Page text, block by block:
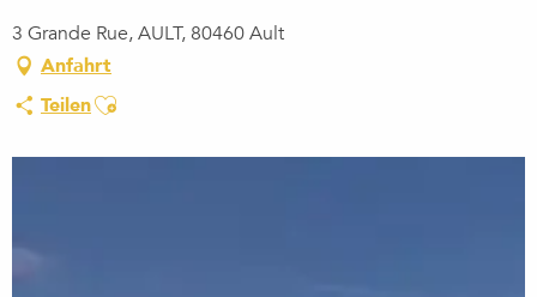
3 Grande Rue, AULT, 80460 Ault
Anfahrt
TeilenAjouter aux favoris